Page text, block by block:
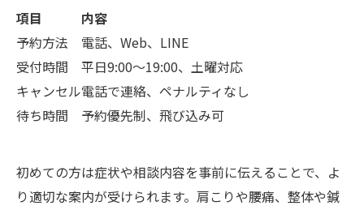
項目
内容
予約方法
電話、Web、LINE
受付時間
平日9:00～19:00、土曜対応
キャンセル電話で連絡、ペナルティなし
待ち時間
予約優先制、飛び込み可
初めての方は症状や相談内容を事前に伝えることで、よ
り適切な案内が受けられます。肩こりや腰痛、整体や鍼